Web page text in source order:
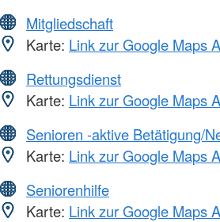
Mitgliedschaft
Karte: Link zur Google Maps
Rettungsdienst
Karte: Link zur Google Maps
Senioren -aktive Betätigung/
Karte: Link zur Google Maps
Seniorenhilfe
Karte: Link zur Google Maps